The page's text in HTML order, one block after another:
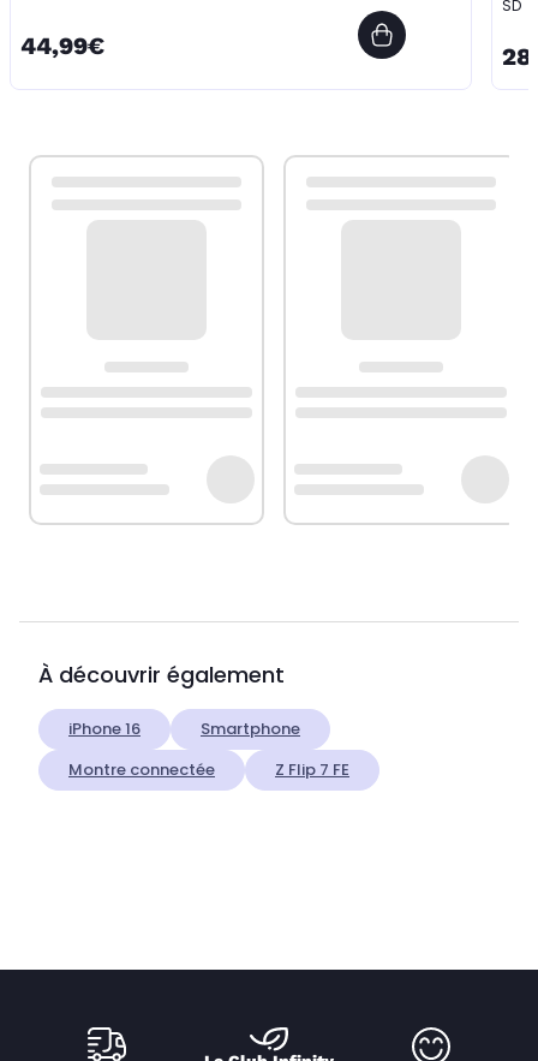
44,99€
SD
À découvrir également
iPhone 16
Smartphone
Montre connectée
Z Flip 7 FE